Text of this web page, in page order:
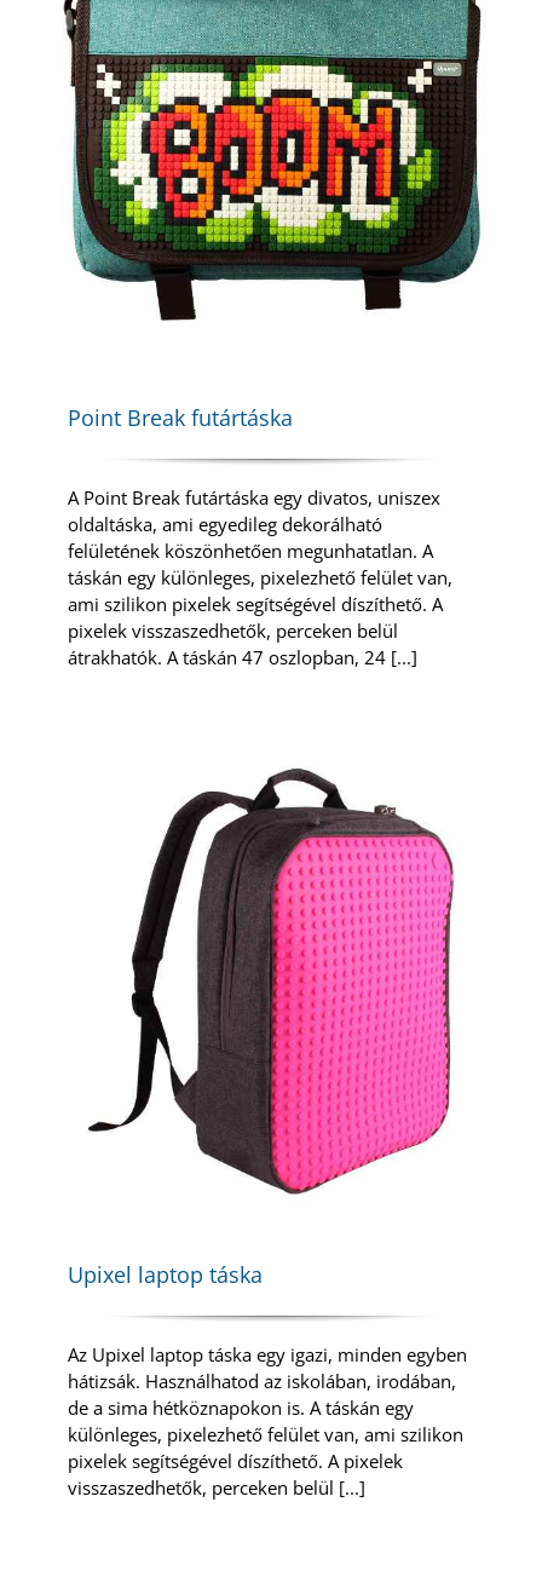
Point Break futártáska
A Point Break futártáska egy divatos, uniszex
oldaltáska, ami egyedileg dekorálható
felületének köszönhetően megunhatatlan. A
táskán egy különleges, pixelezhető felület van,
ami szilikon pixelek segítségével díszíthető. A
pixelek visszaszedhetők, perceken belül
átrakhatók. A táskán 47 oszlopban, 24 [...]
Upixel laptop táska
Az Upixel laptop táska egy igazi, minden egyben
hátizsák. Használhatod az iskolában, irodában,
de a sima hétköznapokon is. A táskán egy
különleges, pixelezhető felület van, ami szilikon
pixelek segítségével díszíthető. A pixelek
visszaszedhetők, perceken belül [...]